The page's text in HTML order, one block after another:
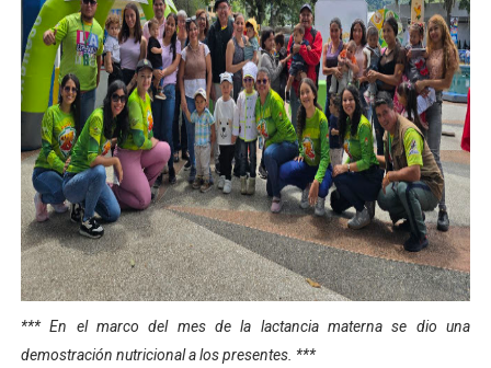
Alcaldía del Municipio Libertador realizó una jornada
Fundacite Mérida dicta taller gratuito de electrónica
INN-Mérida celebró el Lacto grado para promover el
Impulsan plan estratégico de seguridad ciudadana
Jornada social benefició a 250 familias en Los
Gobernador Arnaldo Sánchez promueve ahorro
Plan Vacacional Renace Venezuela 2026 lleva
Plan de alumbrado público sustituye progresivamente
*** En el marco del mes de la lactancia materna se dio una
demostración nutricional a los presentes. ***